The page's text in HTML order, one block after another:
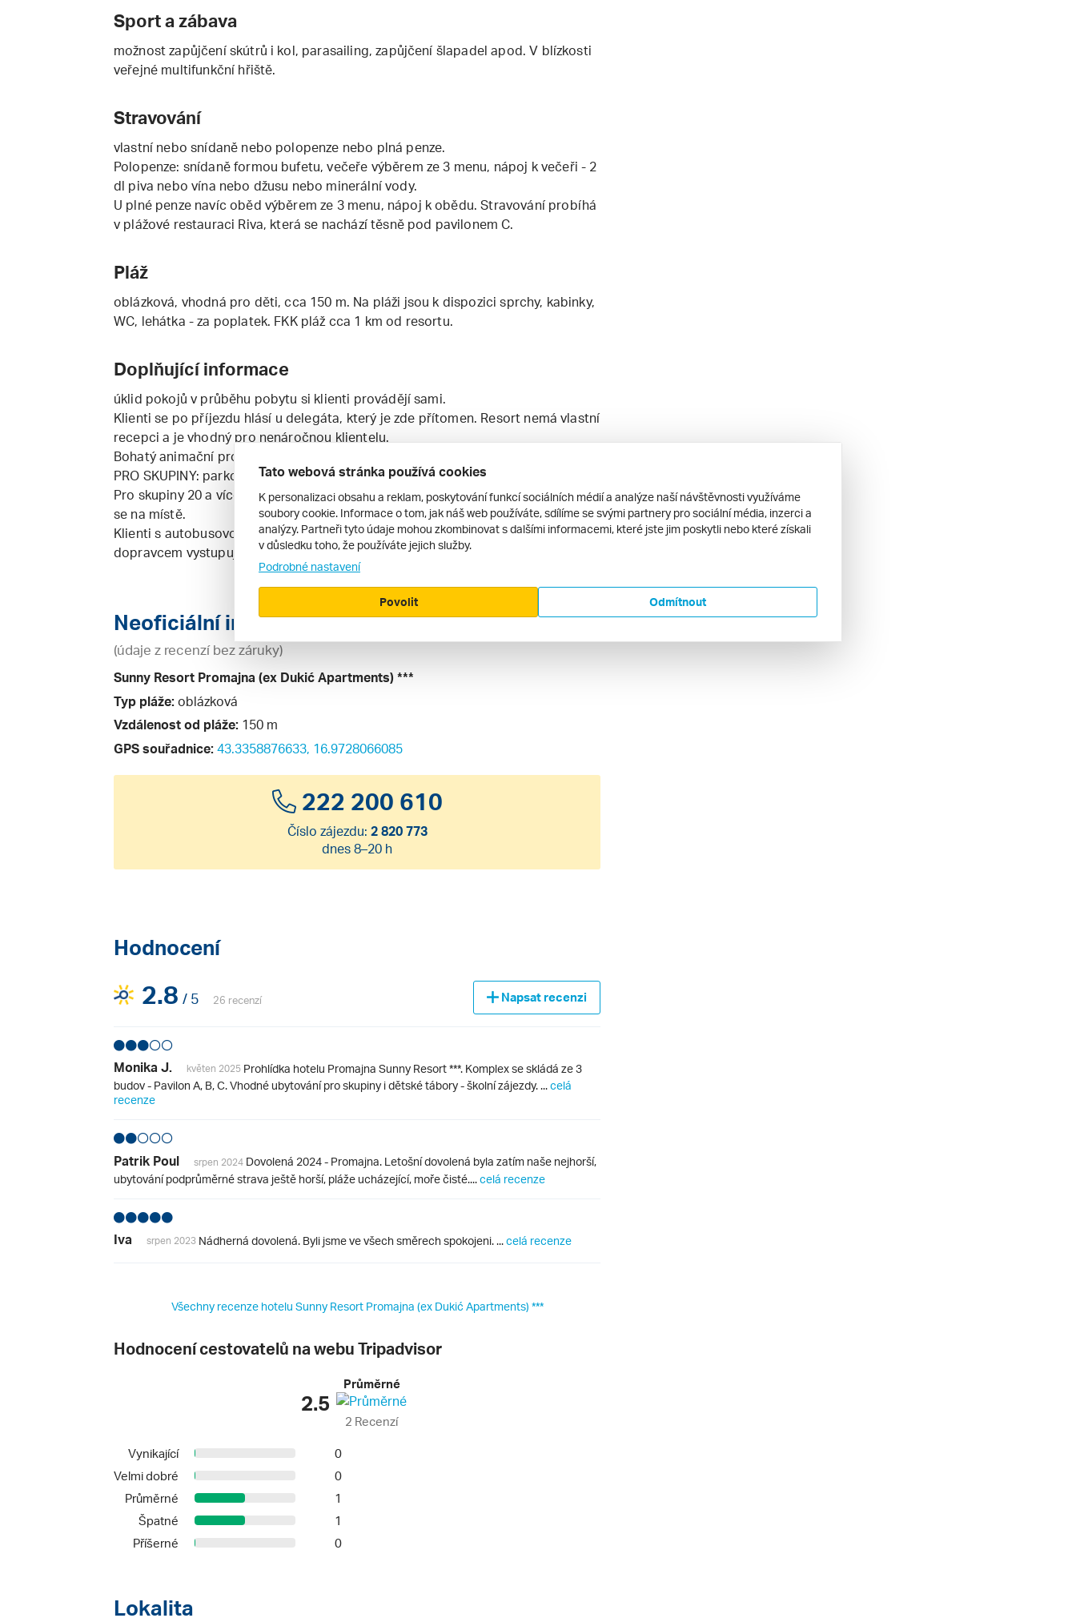
Sport a zábava
možnost zapůjčení skútrů i kol, parasailing, zapůjčení šlapadel apod. V blízkosti
veřejné multifunkční hřiště.
Stravování
vlastní nebo snídaně nebo polopenze nebo plná penze.
Polopenze: snídaně formou bufetu, večeře výběrem ze 3 menu, nápoj k večeři - 2
dl piva nebo vína nebo džusu nebo minerální vody.
U plné penze navíc oběd výběrem ze 3 menu, nápoj k obědu. Stravování probíhá
v plážové restauraci Riva, která se nachází těsně pod pavilonem C.
Pláž
oblázková, vhodná pro děti, cca 150 m. Na pláži jsou k dispozici sprchy, kabinky,
WC, lehátka - za poplatek. FKK pláž cca 1 km od resortu.
Doplňující informace
úklid pokojů v průběhu pobytu si klienti provádějí sami.
Klienti se po příjezdu hlásí u delegáta, který je zde přítomen. Resort nemá vlastní
recepci a je vhodný pro nenáročnou klientelu.
Bohatý animační program NEPTUN KLUB v termínu 28.6.- 30.8.2025.
PRO SKUPINY: parkování autobusu za poplatek 35 EUR/den - hradí se na místě.
Pro skupiny 20 a více osob povinná vratná kauce 300 EUR/skupina/pobyt - hradí
se na místě.
Klienti s autobusovou dopravou na VYŽÁDÁNÍ organizovanou s partnerským
dopravcem vystupují a nastupují na magistrále, vzdálené cca 1 km.
Neoficiální informace o hotelu
(údaje z recenzí bez záruky)
Sunny Resort Promajna (ex Dukić Apartments) ***
Typ pláže: oblázková
Vzdálenost od pláže: 150 m
GPS souřadnice: 43.3358876633, 16.9728066085
222 200 610
Číslo zájezdu: 2 820 773
dnes 8–20 h
Hodnocení
2.8 / 5 26 recenzí Napsat recenzi
Monika J. květen 2025 Prohlídka hotelu Promajna Sunny Resort ***. Komplex se skládá ze 3
budov - Pavilon A, B, C. Vhodné ubytování pro skupiny i dětské tábory - školní zájezdy. ...celá
recenze
Patrik Poul srpen 2024 Dovolená 2024 - Promajna. Letošní dovolená byla zatím naše nejhorší,
ubytování podprůměrné strava ještě horší, pláže ucházející, moře čisté....celá recenze
Iva srpen 2023 Nádherná dovolená. Byli jsme ve všech směrech spokojeni. ... celá recenze
Všechny recenze hotelu Sunny Resort Promajna (ex Dukić Apartments) ***
Hodnocení cestovatelů na webu Tripadvisor
2.5
Průměrné
2 Recenzí
Vynikající
0
Velmi dobré
0
Průměrné
1
Špatné
1
Příšerné
0
Lokalita
Tato webová stránka používá cookies
K personalizaci obsahu a reklam, poskytování funkcí sociálních médií a analýze naší návštěvnosti využíváme
soubory cookie. Informace o tom, jak náš web používáte, sdílíme se svými partnery pro sociální média, inzerci a
analýzy. Partneři tyto údaje mohou zkombinovat s dalšími informacemi, které jste jim poskytli nebo které získali
v důsledku toho, že používáte jejich služby.
Podrobné nastavení
Odmítnout
Povolit